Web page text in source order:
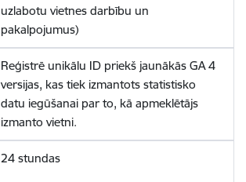
uzlabotu vietnes darbību un
pakalpojumus)
Reģistrē unikālu ID priekš jaunākās GA 4
versijas, kas tiek izmantots statistisko
datu iegūšanai par to, kā apmeklētājs
izmanto vietni.
24 stundas